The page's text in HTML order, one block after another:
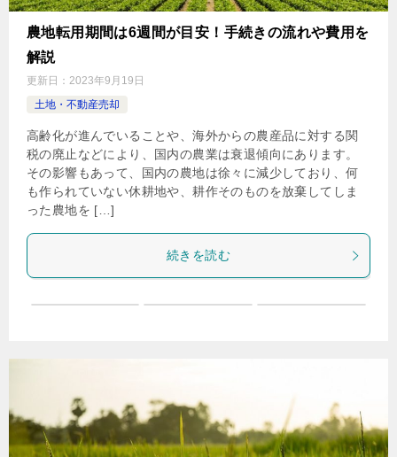
農地転用期間は6週間が目安！手続きの流れや費用を
解説
更新日： 2023年9月19日
土地・不動産売却
高齢化が進んでいることや、海外からの農産品に対する関
税の廃止などにより、国内の農業は衰退傾向にあります。
その影響もあって、国内の農地は徐々に減少しており、何
も作られていない休耕地や、耕作そのものを放棄してしま
った農地を […]
続きを読む